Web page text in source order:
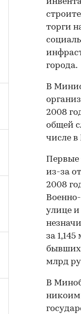
торги
города.
В
2008
общей
числе в
Первые
из-за
2008
улице и
за
бывших
млрд
В
никоим